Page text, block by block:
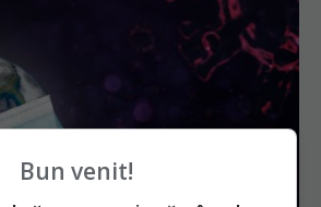
Bun venit!